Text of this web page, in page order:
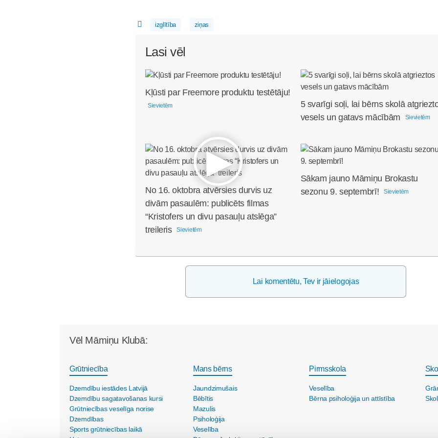
izglītība ziņas
Lasi vēl
Kļūsti par Freemore produktu testētāju!
Sievietēm
5 svarīgi soļi, lai bērns skolā
vesels un gatavs mācībām
Sievietēm
No 16. oktobra atvērsies durvis uz
divām pasaulēm: publicēts filmas
“Kristofers un divu pasauļu atslēga”
treileris
Sievietēm
Sākam jauno Māmiņu Brokastu
sezonu 9. septembrī!
Sievietēm
Lai komentētu, Tev ir jāielogojas
Vēl Māmiņu Klubā:
Grūtniecība
Dzemdību iestādes Latvijā
Dzemdību sagatavošanas kursi
Grūtniecības veselīga norise
Dzemdības
Sports grūtniecības laikā
Mans bērns
Jaundzimušais
Bēbītis
Mazulis
Psiholoģija
Veselība
Pirmsskola
Veselība
Bērna psiholoģija un attīstība